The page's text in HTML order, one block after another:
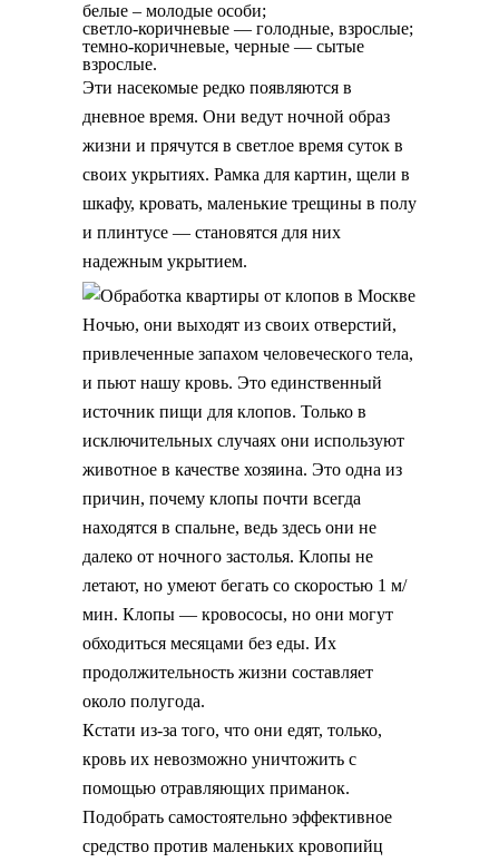
белые – молодые особи;
светло-коричневые — голодные, взрослые;
темно-коричневые, черные — сытые
взрослые.
Эти насекомые редко появляются в
дневное время. Они ведут ночной образ
жизни и прячутся в светлое время суток в
своих укрытиях. Рамка для картин, щели в
шкафу, кровать, маленькие трещины в полу
и плинтусе — становятся для них
надежным укрытием.
Ночью, они выходят из своих отверстий,
привлеченные запахом человеческого тела,
и пьют нашу кровь. Это единственный
источник пищи для клопов. Только в
исключительных случаях они используют
животное в качестве хозяина. Это одна из
причин, почему клопы почти всегда
находятся в спальне, ведь здесь они не
далеко от ночного застолья. Клопы не
летают, но умеют бегать со скоростью 1 м/
мин. Клопы — кровососы, но они могут
обходиться месяцами без еды. Их
продолжительность жизни составляет
около полугода.
Кстати из-за того, что они едят, только,
кровь их невозможно уничтожить с
помощью отравляющих приманок.
Подобрать самостоятельно эффективное
средство против маленьких кровопийц